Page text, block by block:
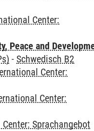
Center:
Peace and
- Schwedisch B2
Center:
Center:
Sprachangebot